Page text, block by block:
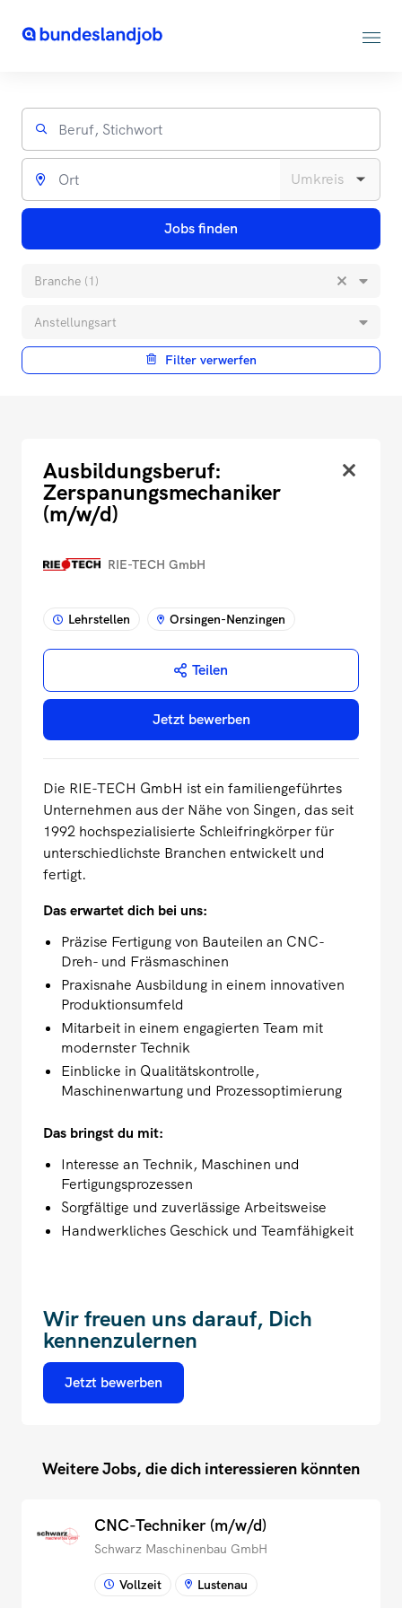
Jobs finden
Branche (1)
Anstellungsart
Filter verwerfen
Ausbildungsberuf:
Zerspanungsmechaniker
(m/w/d)
RIE-TECH GmbH
Lehrstellen Orsingen-Nenzingen
Teilen
Jetzt bewerben
Die RIE-TECH GmbH ist ein familiengeführtes
Unternehmen aus der Nähe von Singen, das seit
1992 hochspezialisierte Schleifringkörper für
unterschiedlichste Branchen entwickelt und
fertigt.
Das erwartet dich bei uns:
Präzise Fertigung von Bauteilen an CNC-
Dreh- und Fräsmaschinen
Praxisnahe Ausbildung in einem innovativen
Produktionsumfeld
Mitarbeit in einem engagierten Team mit
modernster Technik
Einblicke in Qualitätskontrolle,
Maschinenwartung und Prozessoptimierung
Das bringst du mit:
Interesse an Technik, Maschinen und
Fertigungsprozessen
Sorgfältige und zuverlässige Arbeitsweise
Handwerkliches Geschick und Teamfähigkeit
Wir freuen uns darauf, Dich
kennenzulernen
Jetzt bewerben
Weitere Jobs, die dich interessieren könnten
CNC-Techniker (m/w/d)
Schwarz Maschinenbau GmbH
Vollzeit Lustenau